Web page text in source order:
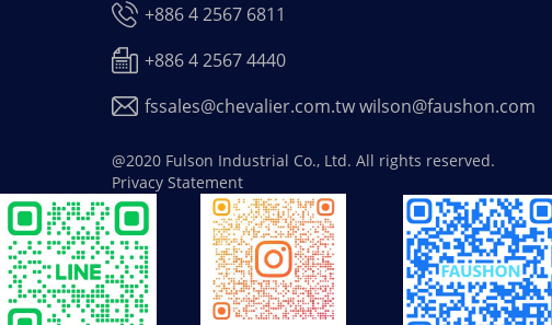
+886 4 2567 6811
+886 4 2567 4440
fssales@chevalier.com.twwilson@faushon.com
@2020 Fulson Industrial Co., Ltd. All rights reserved.
Privacy Statement